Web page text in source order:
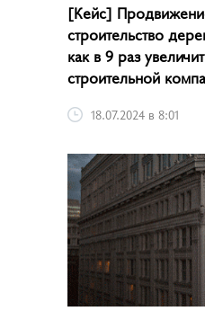
[Кейс]
строительство
как в 9 раз
строительной
18.07.2024 в 8:01